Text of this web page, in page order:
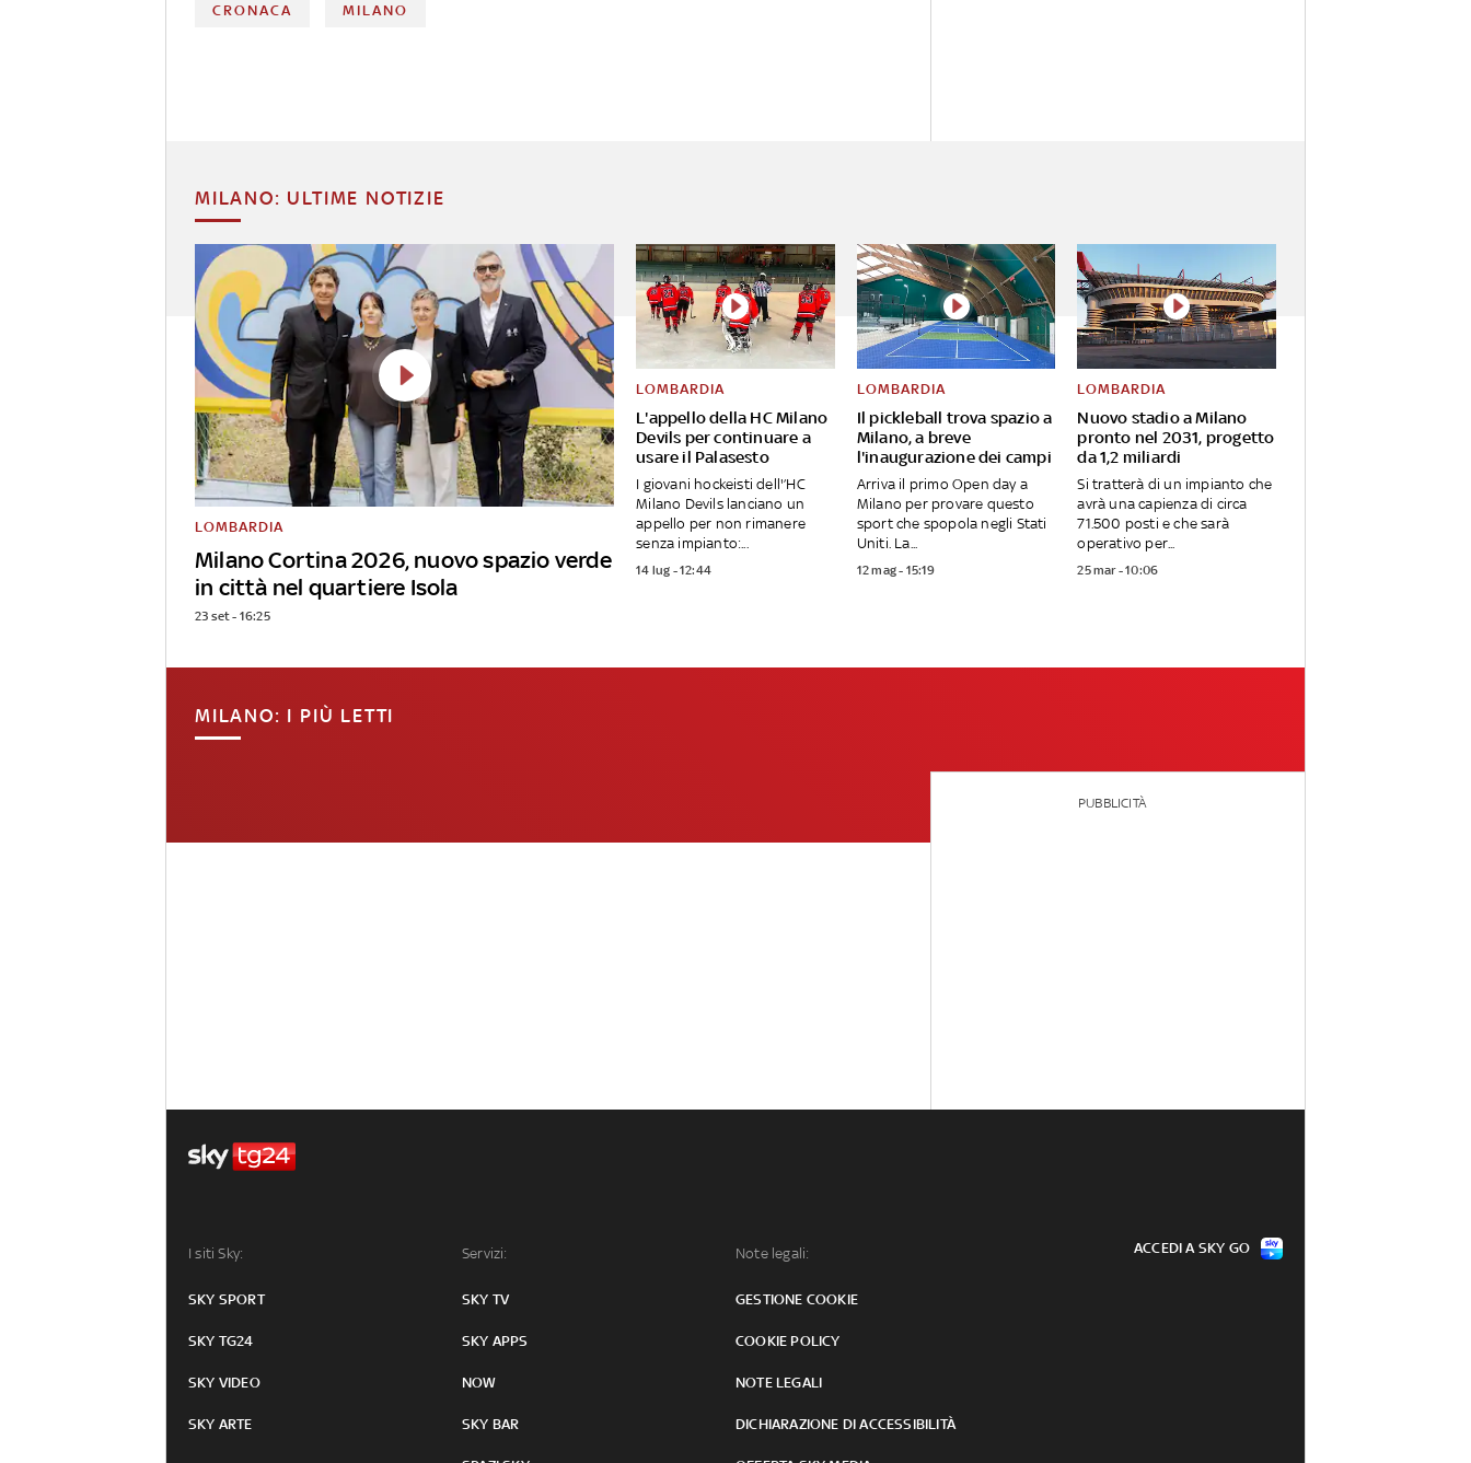
CRONACA MILANO
MILANO: ULTIME NOTIZIE
Milano Cortina 2026, nuovo spazio verde
in città nel quartiere Isola
LOMBARDIA
23 set - 16:25
L'appello della HC Milano
Devils per continuare a
usare il Palasesto
LOMBARDIA
I giovani hockeisti dell'’HC
Milano Devils lanciano un
appello per non rimanere
senza impianto:...
14 lug - 12:44
Il pickleball trova spazio a
Milano, a breve
l'inaugurazione dei campi
LOMBARDIA
Arriva il primo Open day a
Milano per provare questo
sport che spopola negli Stati
Uniti. La...
12 mag - 15:19
Nuovo stadio a Milano
pronto nel 2031, progetto
da 1,2 miliardi
LOMBARDIA
Si tratterà di un impianto che
avrà una capienza di circa
71.500 posti e che sarà
operativo per...
25 mar - 10:06
MILANO: I PIÙ LETTI
PUBBLICITÀ
I siti Sky:
SKY SPORT
SKY TG24
SKY VIDEO
SKY ARTE
Servizi:
SKY TV
SKY APPS
NOW
SKY BAR
Note legali:
GESTIONE COOKIE
COOKIE POLICY
NOTE LEGALI
DICHIARAZIONE DI ACCESSIBILITÀ
ACCEDI A SKY GO